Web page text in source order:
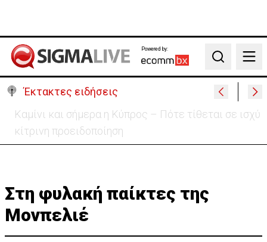
Powered by:
Search
Έκτακτες ειδήσεις
Στα 275 δισ. το κόστος των νέων αμερικανικών
θωρηκτών κλάσης «Τραμπ»
Στη φυλακή παίκτες της
Μονπελιέ